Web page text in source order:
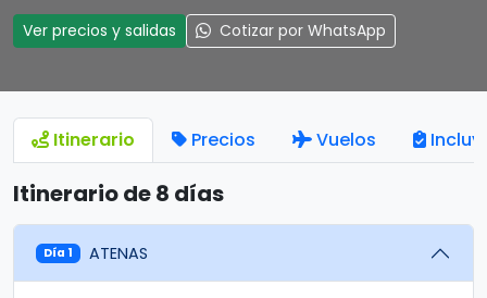
Ver precios y salidas Cotizar por WhatsApp
Itinerario Precios Vuelos
Itinerario de 8 días
Día 1 ATENAS